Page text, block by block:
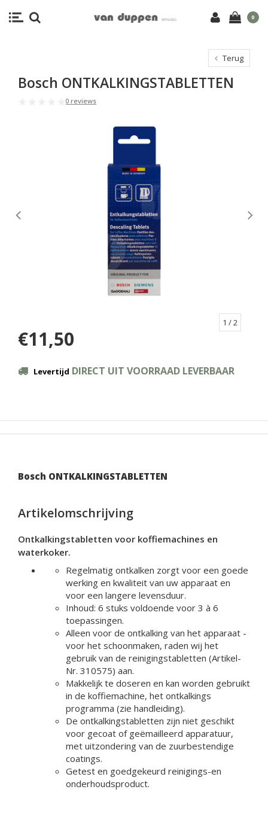
0
Terug
Bosch ONTKALKINGSTABLETTEN
0 reviews
1 / 2
€11,50
Levertijd DIRECT UIT VOORRAAD LEVERBAAR
Bosch ONTKALKINGSTABLETTEN
Artikelomschrijving
Ontkalkingstabletten voor koffiemachines en
waterkoker.
Regelmatig ontkalken zorgt voor een goede
werking en kwaliteit van uw apparaat en
voor een langere levensduur.
Inhoud: 6 stuks voldoende voor 3 à 6
toepassingen.
Alleen voor de ontkalking van het apparaat -
voor het schoonmaken, raden wij het
gebruik van de reinigingstabletten (Artikel-
Nr. 310575) aan.
Makkelijk te doseren en kan worden gebruikt
in de koffiemachine, het ontkalkings
programma (zie handleiding).
De ontkalkingstabletten zijn niet geschikt
voor gecoat of geëmailleerd apparatuur,
met uitzondering van de zuurbestendige
coatings.
Getest en goedgekeurd reinigings-en
onderhoudsproduct.